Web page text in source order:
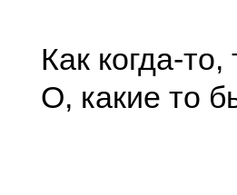
Как когда-
О, какие то